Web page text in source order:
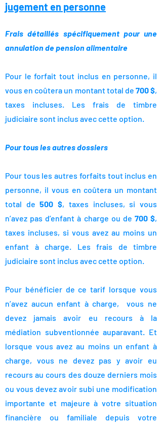
jugement en personne
Frais détaillés spécifiquement pour une
annulation de pension alimentaire
Pour le forfait tout inclus en personne, il
vous en coûtera un montant total de 700 $,
taxes incluses. Les frais de timbre
judiciaire sont inclus avec cette option.
Pour tous les autres dossiers
Pour tous les autres forfaits tout inclus en
personne, il vous en coûtera un montant
total de500 $, taxes incluses, si vous
n’avez pas d’enfant à charge ou de 700 $,
taxes incluses, si vous avez au moins un
enfant à charge. Les frais de timbre
judiciaire sont inclus avec cette option.
Pour bénéficier de ce tarif lorsque vous
n’avez aucun enfant à charge, vous ne
devez jamais avoir eu recours à la
médiation subventionnée auparavant. Et
lorsque vous avez au moins un enfant à
charge, vous ne devez pas y avoir eu
recours au cours des douze derniers mois
ou vous devez avoir subi une modification
importante et majeure à votre situation
financière ou familiale depuis votre